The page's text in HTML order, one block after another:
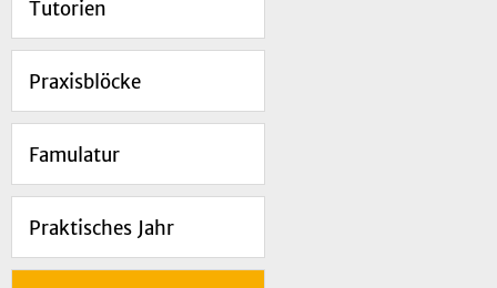
Tutorien
Praxisblöcke
Famulatur
Praktisches Jahr